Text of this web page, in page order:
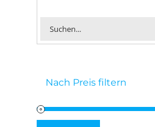
Nach Preis filtern